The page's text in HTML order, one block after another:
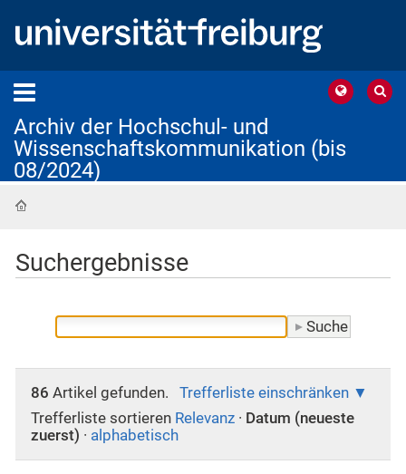
Archiv der Hochschul- und
Wissenschaftskommunikation (bis
08/2024)
Suchergebnisse
86 Artikel gefunden.
Trefferliste einschränken
Trefferliste sortieren Relevanz · Datum (neueste
zuerst) · alphabetisch